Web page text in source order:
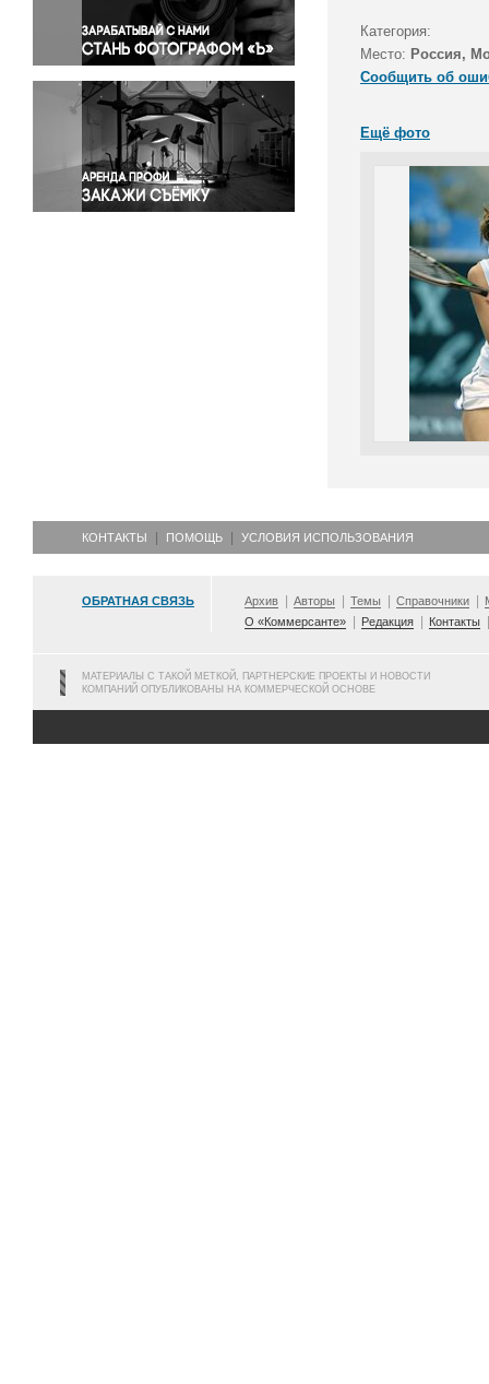
Происшествия и конфликты
Религия
Светская жизнь
Спорт
Экология
Экономика и бизнес
Категория:
Место: Россия,
Сообщить об
Ещё фото
КОНТАКТЫ ПОМОЩЬ УСЛОВИЯ ИСПОЛЬЗОВАНИЯ
ОБРАТНАЯ СВЯЗЬ Архив Авторы Темы Справочники
О «Коммерсанте»
Редакция Контакты
МАТЕРИАЛЫ С ТАКОЙ МЕТКОЙ, ПАРТНЕРСКИЕ ПРОЕКТЫ И НОВОСТИ
КОМПАНИЙ ОПУБЛИКОВАНЫ НА КОММЕРЧЕСКОЙ ОСНОВЕ